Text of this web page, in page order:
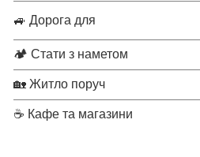
🚙 Дорога для
🏕 Стати з наметом
🏡 Житло поруч
☕ Кафе та магазини